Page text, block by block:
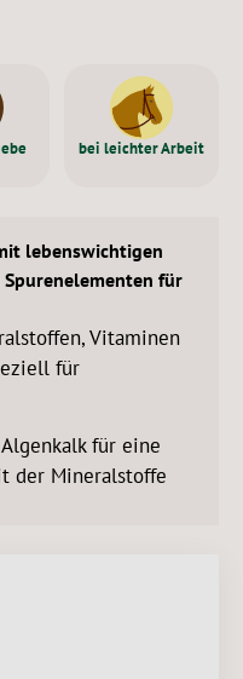
5 von 5 Sternen
bei leichter Arbeit
lebenswichtigen
für
Vitaminen
für
für eine
der Mineralstoffe